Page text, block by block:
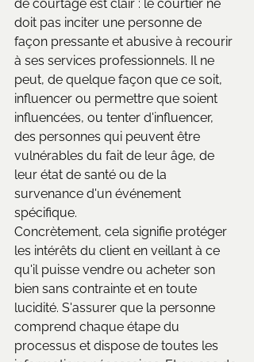
de courtage est clair : le courtier ne
doit pas inciter une personne de
façon pressante et abusive à recourir
à ses services professionnels. Il ne
peut, de quelque façon que ce soit,
influencer ou permettre que soient
influencées, ou tenter d'influencer,
des personnes qui peuvent être
vulnérables du fait de leur âge, de
leur état de santé ou de la
survenance d'un événement
spécifique.
Concrètement, cela signifie protéger
les intérêts du client en veillant à ce
qu'il puisse vendre ou acheter son
bien sans contrainte et en toute
lucidité. S'assurer que la personne
comprend chaque étape du
processus et dispose de toutes les